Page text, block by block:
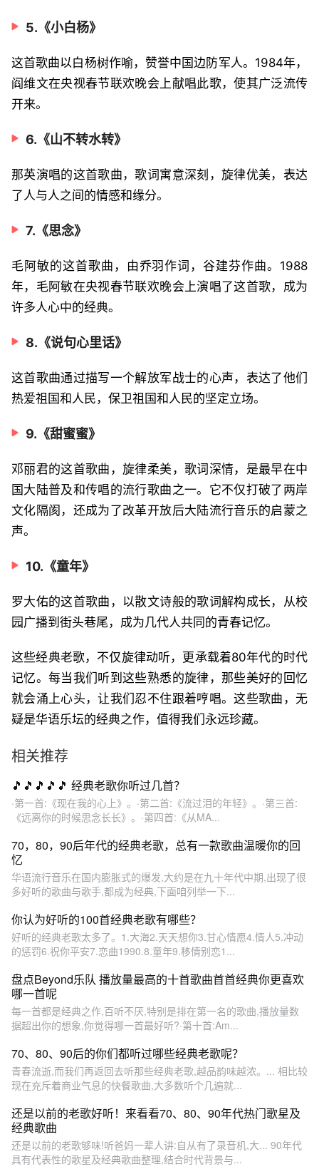
5.《小白杨》
这首歌曲以白杨树作喻，赞誉中国边防军人。1984年，
阎维文在央视春节联欢晚会上献唱此歌，使其广泛流传
开来。
6.《山不转水转》
那英演唱的这首歌曲，歌词寓意深刻，旋律优美，表达
了人与人之间的情感和缘分。
7.《思念》
毛阿敏的这首歌曲，由乔羽作词，谷建芬作曲。1988
年，毛阿敏在央视春节联欢晚会上演唱了这首歌，成为
许多人心中的经典。
8.《说句心里话》
这首歌曲通过描写一个解放军战士的心声，表达了他们
热爱祖国和人民，保卫祖国和人民的坚定立场。
9.《甜蜜蜜》
邓丽君的这首歌曲，旋律柔美，歌词深情，是最早在中
国大陆普及和传唱的流行歌曲之一。它不仅打破了两岸
文化隔阂，还成为了改革开放后大陆流行音乐的启蒙之
声。
10.《童年》
罗大佑的这首歌曲，以散文诗般的歌词解构成长，从校
园广播到街头巷尾，成为几代人共同的青春记忆。
这些经典老歌，不仅旋律动听，更承载着80年代的时代
记忆。每当我们听到这些熟悉的旋律，那些美好的回忆
就会涌上心头，让我们忍不住跟着哼唱。这些歌曲，无
疑是华语乐坛的经典之作，值得我们永远珍藏。
相关推荐
🎵🎵🎵🎵🎵 经典老歌你听过几首？
·第一首:《现在我的心上》。·第二首:《流过泪的年轻》。·第三首:
《远离你的时候思念长长》。·第四首:《从MA...
70，80，90后年代的经典老歌，总有一款歌曲温暖你的回
忆
华语流行音乐在国内膨胀式的爆发,大约是在九十年代中期,出现了很
多好听的歌曲与歌手,都成为经典,下面咱列举一下...
你认为好听的100首经典老歌有哪些？
好听的经典老歌太多了。1.大海2.天天想你3.甘心情愿4.情人5.冲动
的惩罚6.祝你平安7.恋曲1990.8.童年9.移情别恋1...
盘点Beyond乐队 播放量最高的十首歌曲首首经典你更喜欢
哪一首呢
每一首都是经典之作,百听不厌,特别是排在第一名的歌曲,播放量数
据超出你的想象,你觉得哪一首最好听?·第十首:Am...
70、80、90后的你们都听过哪些经典老歌呢？
青春流逝,而我们再返回去听那些经典老歌,越品韵味越浓。... 相比较
现在充斥着商业气息的快餐歌曲,大多数听个几遍就...
还是以前的老歌好听！来看看70、80、90年代热门歌星及
经典歌曲
还是以前的老歌够味!听爸妈一辈人讲:自从有了录音机,大... 90年代
具有代表性的歌星及经典歌曲整理,结合时代背景与...